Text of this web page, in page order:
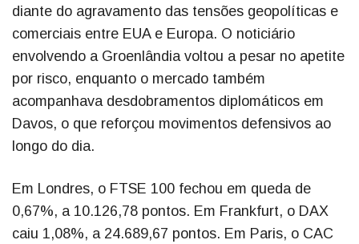
diante do agravamento das tensões geopolíticas e
comerciais entre EUA e Europa. O noticiário
envolvendo a Groenlândia voltou a pesar no apetite
por risco, enquanto o mercado também
acompanhava desdobramentos diplomáticos em
Davos, o que reforçou movimentos defensivos ao
longo do dia.
Em Londres, o FTSE 100 fechou em queda de
0,67%, a 10.126,78 pontos. Em Frankfurt, o DAX
caiu 1,08%, a 24.689,67 pontos. Em Paris, o CAC